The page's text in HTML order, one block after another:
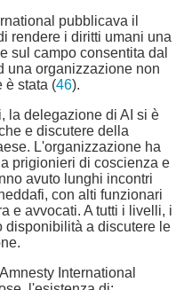
pubblicava il
rendere i diritti umani una
sul campo consentita dal
una organizzazione non
è stata (46).
la delegazione di AI si è
e discutere della
L'organizzazione ha
prigionieri di coscienza e
avuto lunghi incontri
con alti funzionari
e avvocati. A tutti i livelli, i
disponibilità a discutere le
International